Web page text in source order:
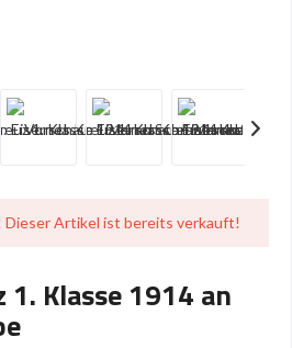
Dieser Artikel ist bereits verkauft!
1. Klasse 1914 an